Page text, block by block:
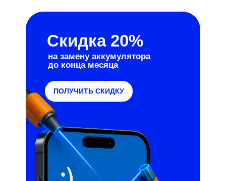
Скидка 20%
на замену аккумулятора
до конца месяца
ПОЛУЧИТЬ СКИДКУ